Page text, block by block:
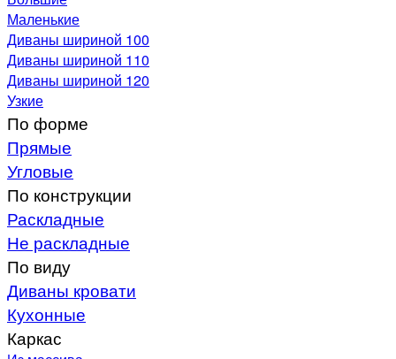
Маленькие
Диваны шириной 100
Диваны шириной 110
Диваны шириной 120
Узкие
По форме
Прямые
Угловые
По конструкции
Раскладные
Не раскладные
По виду
Диваны кровати
Кухонные
Каркас